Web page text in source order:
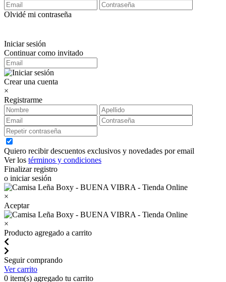
Olvidé mi contraseña
Iniciar sesión
Continuar como invitado
Crear una cuenta
×
Registrarme
Quiero recibir descuentos exclusivos y novedades por email
Ver los términos y condiciones
Finalizar registro
o iniciar sesión
×
Aceptar
×
Producto agregado a carrito
Seguir comprando
Ver carrito
0 item(s) agregado tu carrito